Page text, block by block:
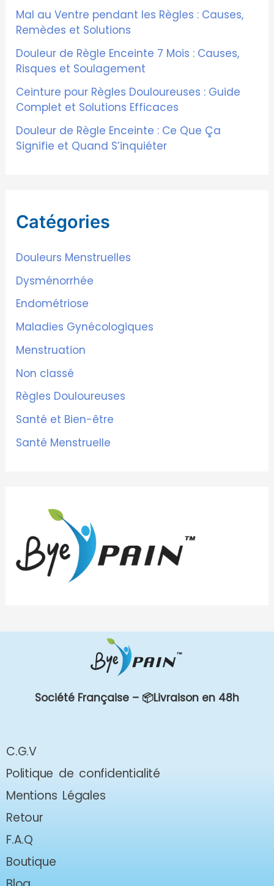
e
r
:
Mal au Ventre pendant les Règles : Causes,
Remèdes et Solutions
Douleur de Règle Enceinte 7 Mois : Causes,
Risques et Soulagement
Ceinture pour Règles Douloureuses : Guide
Complet et Solutions Efficaces
Douleur de Règle Enceinte : Ce Que Ça
Signifie et Quand S’inquiéter
Catégories
Douleurs Menstruelles
Dysménorrhée
Endométriose
Maladies Gynécologiques
Menstruation
Non classé
Règles Douloureuses
Santé et Bien-être
Santé Menstruelle
Société Française – 📦Livraison en 48h
C.G.V
Politique de confidentialité
Mentions Légales
Retour
F.A.Q
Boutique